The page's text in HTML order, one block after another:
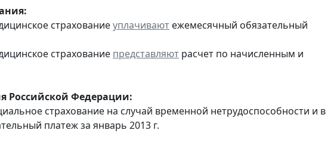
страхованиеуплачивают ежемесячный обязательный
страхование представляют расчет по начисленным и
Российской Федерации:
страхование на случай временной нетрудоспособности и в
платеж за январь 2013 г.